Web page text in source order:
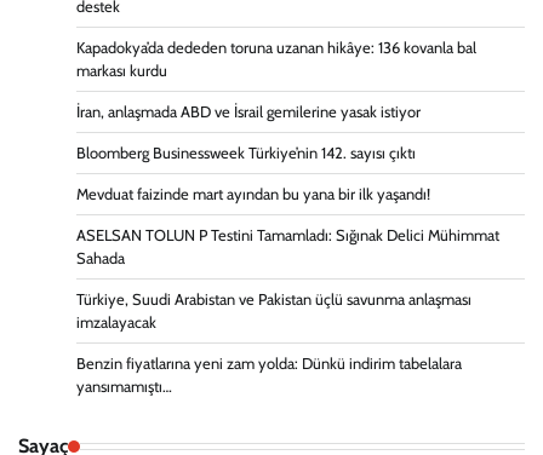
destek
Kapadokya’da dededen toruna uzanan hikâye: 136 kovanla bal
markası kurdu
İran, anlaşmada ABD ve İsrail gemilerine yasak istiyor
Bloomberg Businessweek Türkiye’nin 142. sayısı çıktı
Mevduat faizinde mart ayından bu yana bir ilk yaşandı!
ASELSAN TOLUN P Testini Tamamladı: Sığınak Delici Mühimmat
Sahada
Türkiye, Suudi Arabistan ve Pakistan üçlü savunma anlaşması
imzalayacak
Benzin fiyatlarına yeni zam yolda: Dünkü indirim tabelalara
yansımamıştı…
Sayaç